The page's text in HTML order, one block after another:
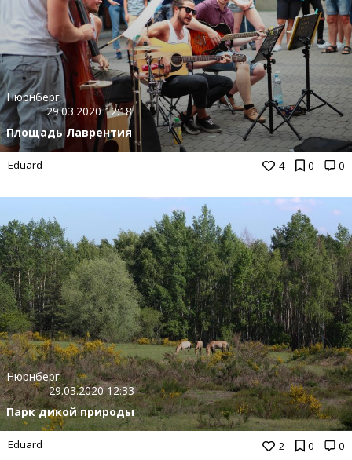
4 0 0
Нюрнберг
29.03.2020 12:18
Площадь Лаврентия
Eduard
2 0 0
Нюрнберг
29.03.2020 12:33
Парк дикой природы
Eduard